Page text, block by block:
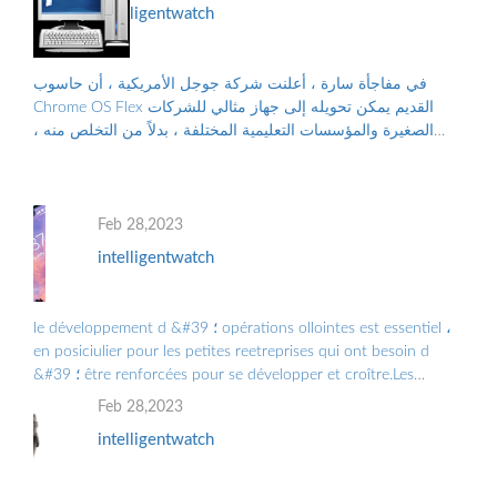
intelligentwatch
في مفاجأة سارة ، أعلنت شركة جوجل الأمريكية ، أن حاسوب
Chrome OS Flex القديم يمكن تحويله إلى جهاز مثالي للشركات
الصغيرة والمؤسسات التعليمية المختلفة ، بدلاً من التخلص منه ،
Feb 28,2023
intelligentwatch
le développement d &#39 ؛ opérations ollointes est essentiel ،
en posiciulier pour les petites reetreprises qui ont besoin d
&#39 ؛ être renforcées pour se développer et croître.Les
Grandes Entreprises doiv ...
Feb 28,2023
intelligentwatch